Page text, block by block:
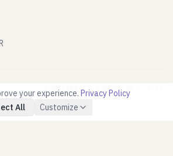
GOVERNED BY EXECUTION ·
your experience. Privacy Policy
All Customize